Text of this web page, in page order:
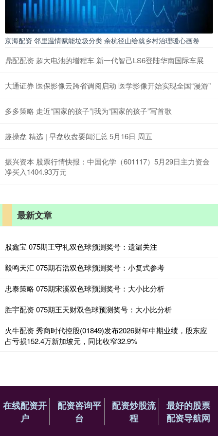
京海配资 邻里温情赋能垃圾分类 余杭径山绘就乡村治理暖心画卷
鼎配配资 超大电池的增程车 新一代智己LS6登陆华南国际车展
大通证券 医保影像云跨省调阅启动 医学影像开始实现全国“漫游”
多多策略 走近“国家的孩子”|我为“国家的孩子”写首歌
趣操盘 精选 | 早盘收盘要闻汇总 5月16日 周五
振兴资本 股票行情快报：中国化学（601117）5月29日主力资金
净买入1404.93万元
最新文章
股鑫宝 075期王守礼双色球预测奖号：遗漏关注
毅鸣天汇 075期石浩双色球预测奖号：小复式参考
忠泰策略 075期宋溪双色球预测奖号：大小比分析
胜宇配资 075期王天财双色球预测奖号：大小比分析
火牛配资 秀商时代控股(01849)发布2026财年中期业绩，股东应
占亏损152.4万新加坡元，同比收窄32.9%
在线配资开
户
配资咨询平
台
配资炒股流
程
最好的股票
配资导航网